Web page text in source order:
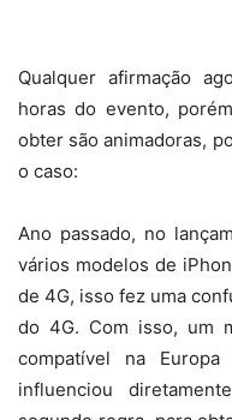
Qualquer afirmação
horas do evento,
obter são animadoras,
o caso:
Ano passado, no
vários modelos de
de 4G, isso fez uma
do 4G. Com isso, um
compatível na
influenciou